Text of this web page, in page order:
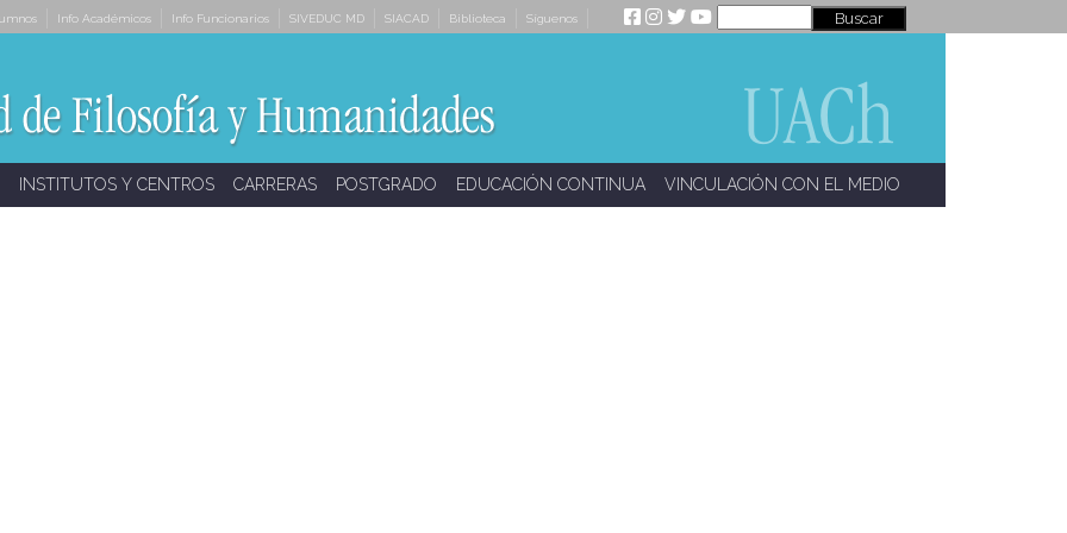
Info Académicos Info Funcionarios SIVEDUC MD SIACAD Biblioteca Síguenos
INSTITUTOS Y CENTROS CARRERAS POSTGRADO EDUCACIÓN CONTINUA VINCULACIÓN CON EL MEDIO